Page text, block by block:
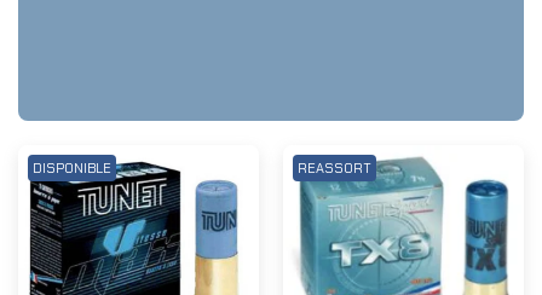
DISPONIBLE REASSORT